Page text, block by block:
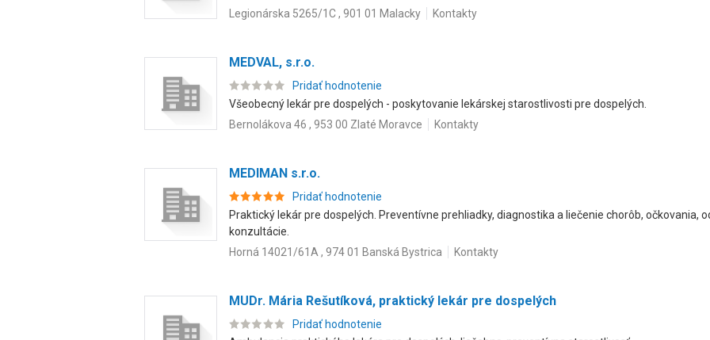
Legionárska 5265/1C , 901 01 Malacky
Kontakty
MEDVAL, s.r.o.
Pridať hodnotenie
Všeobecný lekár pre dospelých - poskytovanie lekárskej starostlivosti pre dospelých.
Bernolákova 46 , 953 00 Zlaté Moravce
Kontakty
MEDIMAN s.r.o.
Pridať hodnotenie
Praktický lekár pre dospelých. Preventívne prehliadky, diagnostika a liečenie chorôb, očkovania,
konzultácie.
Horná 14021/61A , 974 01 Banská Bystrica
Kontakty
MUDr. Mária Rešutíková, praktický lekár pre dospelých
Pridať hodnotenie